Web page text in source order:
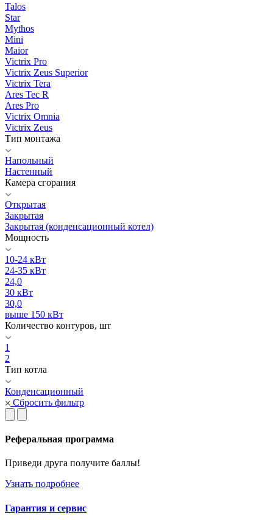
Talos
Star
Mythos
Mini
Maior
Victrix Pro
Victrix Zeus Superior
Victrix Tera
Ares Tec R
Ares Pro
Victrix Omnia
Victrix Zeus
Тип монтажа
Напольный
Настенный
Камера сгорания
Открытая
Закрытая
Закрытая (конденсационный котел)
Мощность
10-24 кВт
24-35 кВт
24,0
30 кВт
30,0
выше 150 кВт
Количество контуров, шт
1
2
Тип котла
Конденсационный
Сбросить фильтр
Реферальная программа
Приведи друга получите баллы!
Узнать подробнее
Гарантия и сервис